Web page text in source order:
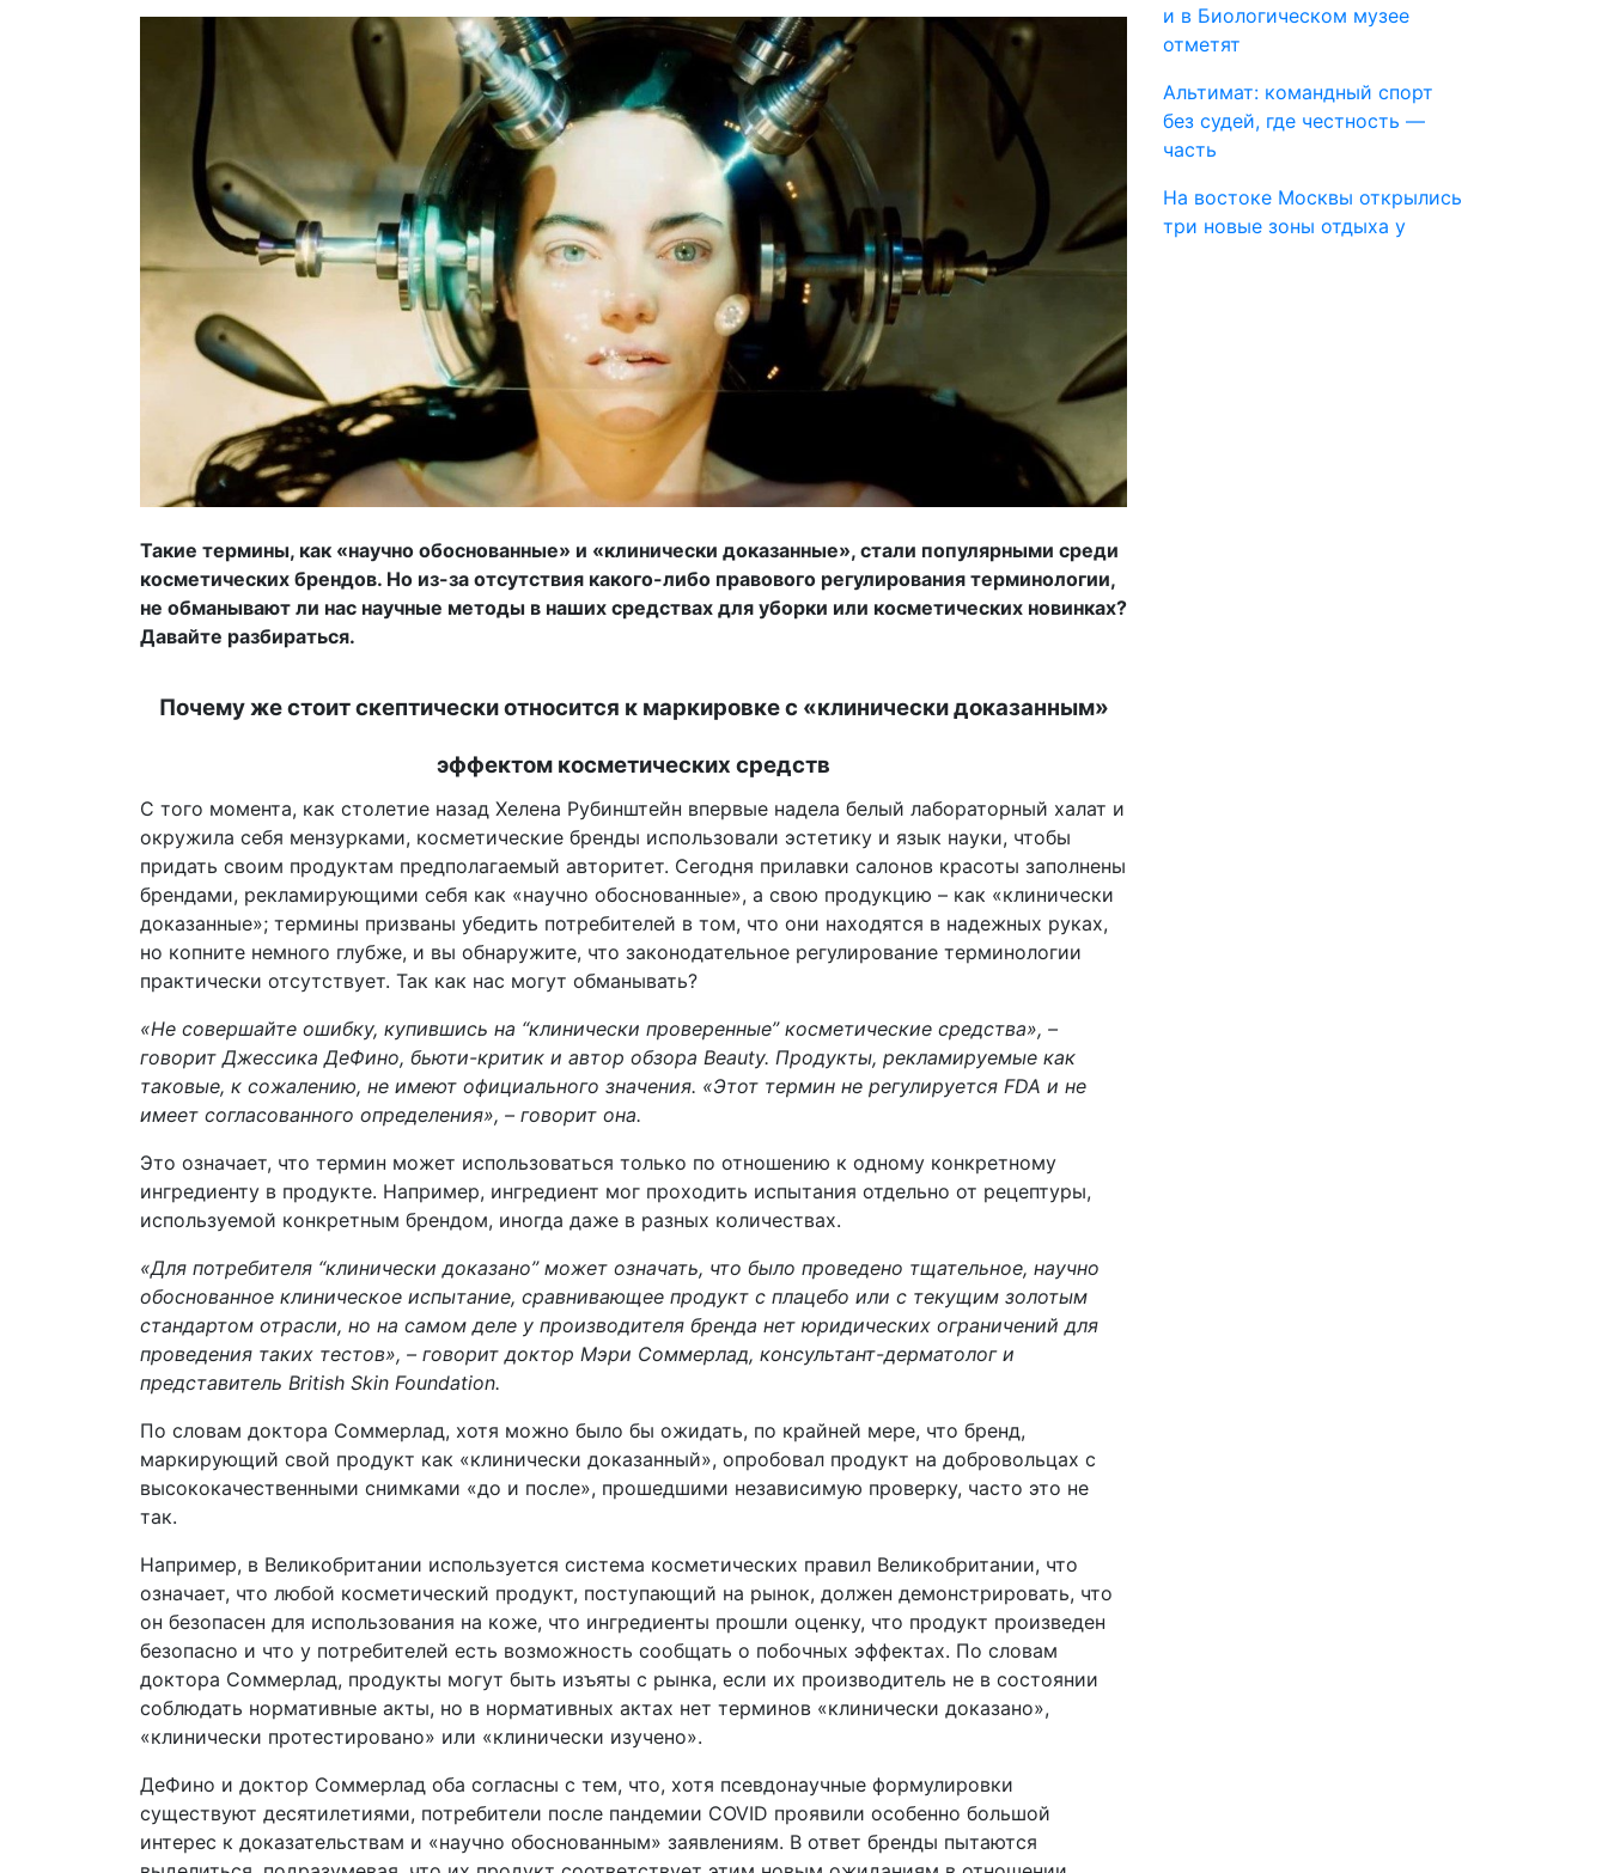
Такие термины, как «научно обоснованные» и «клинически доказанные», стали популярными среди
косметических брендов. Но из-за отсутствия какого-либо правового регулирования терминологии,
не обманывают ли нас научные методы в наших средствах для уборки или косметических новинках?
Давайте разбираться.
Почему же стоит скептически относится к маркировке с «клинически доказанным»
эффектом косметических средств
С того момента, как столетие назад Хелена Рубинштейн впервые надела белый лабораторный халат и
окружила себя мензурками, косметические бренды использовали эстетику и язык науки, чтобы
придать своим продуктам предполагаемый авторитет. Сегодня прилавки салонов красоты заполнены
брендами, рекламирующими себя как «научно обоснованные», а свою продукцию – как «клинически
доказанные»; термины призваны убедить потребителей в том, что они находятся в надежных руках,
но копните немного глубже, и вы обнаружите, что законодательное регулирование терминологии
практически отсутствует. Так как нас могут обманывать?
«Не совершайте ошибку, купившись на “клинически проверенные” косметические средства», –
говорит Джессика ДеФино, бьюти-критик и автор обзора Beauty. Продукты, рекламируемые как
таковые, к сожалению, не имеют официального значения. «Этот термин не регулируется FDA и не
имеет согласованного определения», – говорит она.
Это означает, что термин может использоваться только по отношению к одному конкретному
ингредиенту в продукте. Например, ингредиент мог проходить испытания отдельно от рецептуры,
используемой конкретным брендом, иногда даже в разных количествах.
«Для потребителя “клинически доказано” может означать, что было проведено тщательное, научно
обоснованное клиническое испытание, сравнивающее продукт с плацебо или с текущим золотым
стандартом отрасли, но на самом деле у производителя бренда нет юридических ограничений для
проведения таких тестов», – говорит доктор Мэри Соммерлад, консультант-дерматолог и
представитель British Skin Foundation.
По словам доктора Соммерлад, хотя можно было бы ожидать, по крайней мере, что бренд,
маркирующий свой продукт как «клинически доказанный», опробовал продукт на добровольцах с
высококачественными снимками «до и после», прошедшими независимую проверку, часто это не
так.
Например, в Великобритании используется система косметических правил Великобритании, что
означает, что любой косметический продукт, поступающий на рынок, должен демонстрировать, что
он безопасен для использования на коже, что ингредиенты прошли оценку, что продукт произведен
безопасно и что у потребителей есть возможность сообщать о побочных эффектах. По словам
доктора Соммерлад, продукты могут быть изъяты с рынка, если их производитель не в состоянии
соблюдать нормативные акты, но в нормативных актах нет терминов «клинически доказано»,
«клинически протестировано» или «клинически изучено».
ДеФино и доктор Соммерлад оба согласны с тем, что, хотя псевдонаучные формулировки
существуют десятилетиями, потребители после пандемии COVID проявили особенно большой
интерес к доказательствам и «научно обоснованным» заявлениям. В ответ бренды пытаются
и в Биологическом музее
отметят
Альтимат: командный спорт
без судей, где честность —
часть
На востоке Москвы открылись
три новые зоны отдыха у